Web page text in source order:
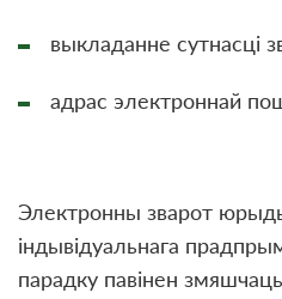
выкладанне сутнасці
адрас электроннай
Электронны зварот
індывідуальнага
парадку павінен